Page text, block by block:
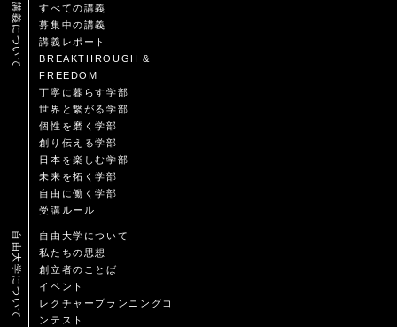
講義について
すべての講義
募集中の講義
講義レポート
BREAKTHROUGH &
FREEDOM
丁寧に暮らす学部
世界と繋がる学部
個性を磨く学部
創り伝える学部
日本を楽しむ学部
未来を拓く学部
自由に働く学部
受講ルール
自由大学について
自由大学について
私たちの思想
創立者のことば
イベント
レクチャープランニングコ
ンテスト